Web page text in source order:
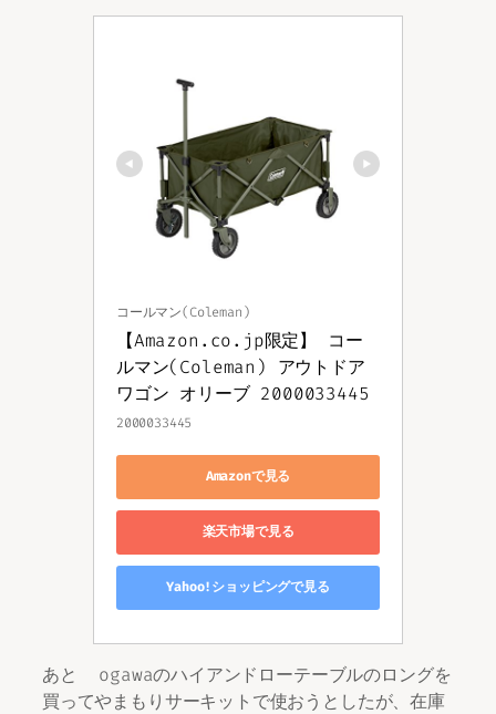
コールマン(Coleman)
【Amazon.co.jp限定】 コー
ルマン(Coleman) アウトドア
ワゴン オリーブ 2000033445
2000033445
Amazonで見る
楽天市場で見る
Yahoo!ショッピングで見る
あと ogawaのハイアンドローテーブルのロングを
買ってやまもりサーキットで使おうとしたが、在庫